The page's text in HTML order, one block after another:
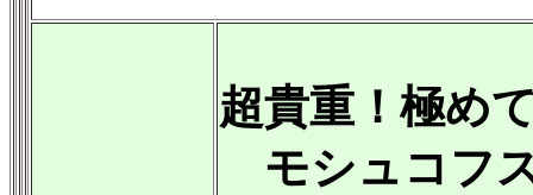
超貴重！極め
モシュコフ